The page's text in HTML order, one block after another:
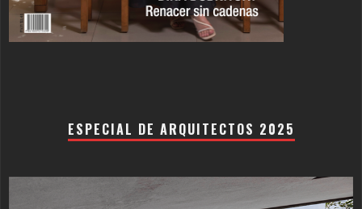
ESPECIAL DE ARQUITECTOS 2025